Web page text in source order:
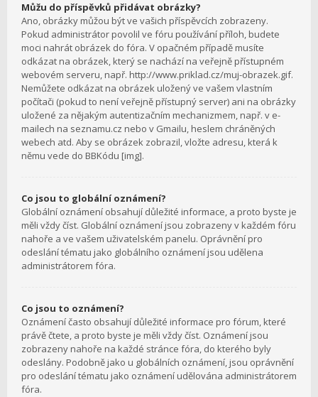
Můžu do příspěvků přidávat obrázky?
Ano, obrázky můžou být ve vašich příspěvcích zobrazeny.
Pokud administrátor povolil ve fóru používání příloh, budete
moci nahrát obrázek do fóra. V opačném případě musíte
odkázat na obrázek, který se nachází na veřejně přístupném
webovém serveru, např. http://www.priklad.cz/muj-obrazek.gif.
Nemůžete odkázat na obrázek uložený ve vašem vlastním
počítači (pokud to není veřejně přístupný server) ani na obrázky
uložené za nějakým autentizačním mechanizmem, např. v e-
mailech na seznamu.cz nebo v Gmailu, heslem chráněných
webech atd. Aby se obrázek zobrazil, vložte adresu, která k
němu vede do BBKódu [img].
Co jsou to globální oznámení?
Globální oznámení obsahují důležité informace, a proto byste je
měli vždy číst. Globální oznámení jsou zobrazeny v každém fóru
nahoře a ve vašem uživatelském panelu. Oprávnění pro
odeslání tématu jako globálního oznámení jsou udělena
administrátorem fóra.
Co jsou to oznámení?
Oznámení často obsahují důležité informace pro fórum, které
právě čtete, a proto byste je měli vždy číst. Oznámení jsou
zobrazeny nahoře na každé stránce fóra, do kterého byly
odeslány. Podobně jako u globálních oznámení, jsou oprávnění
pro odeslání tématu jako oznámení udělována administrátorem
fóra.